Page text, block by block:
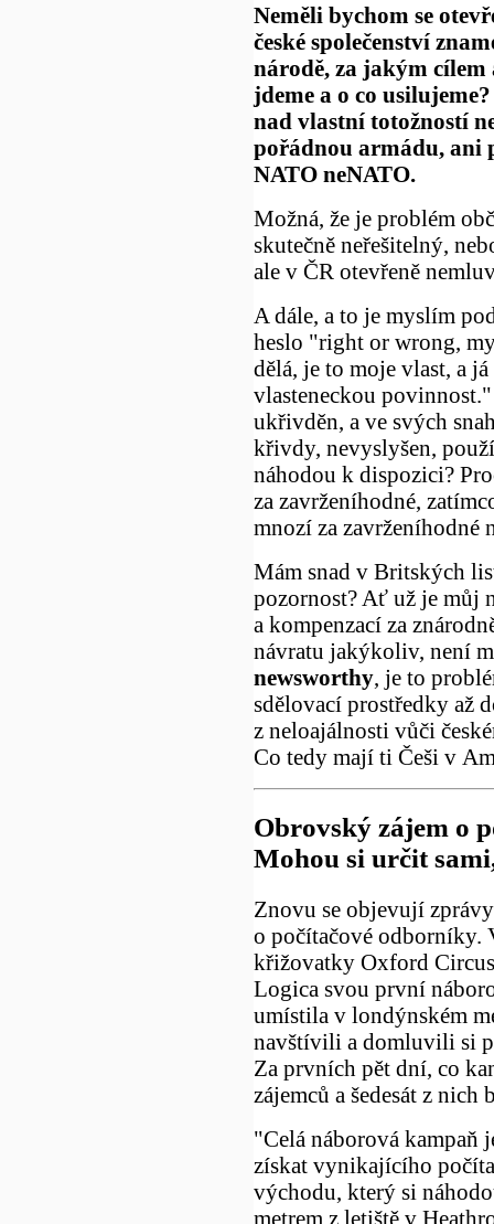
Neměli bychom se
české společenství
národě, za jakým cílem
jdeme a o co
nad vlastní totožností
pořádnou armádu, ani
NATO neNATO.
Možná, že je problém
skutečně neřešitelný,
ale v ČR otevřeně
A dále, a to je myslím
heslo "right or wrong,
dělá, je to moje vlast, a
vlasteneckou
ukřivděn, a ve svých
křivdy, nevyslyšen,
náhodou k dispozici?
za zavrženíhodné,
mnozí za zavrženíhodné
Mám snad v Britských
pozornost? Ať už je můj
a kompenzací za
návratu jakýkoliv, není
newsworthy, je to
sdělovací prostředky až
z neloajálnosti vůči
Co tedy mají ti Češi v
Obrovský zájem o
Mohou si určit
Znovu se objevují
o počítačové odborníky.
křižovatky Oxford
Logica svou první
umístila v londýnském
navštívili a domluvili si
Za prvních pět dní, co
zájemců a šedesát z
"Celá náborová kampaň
získat vynikajícího
východu, který si
metrem z letiště v